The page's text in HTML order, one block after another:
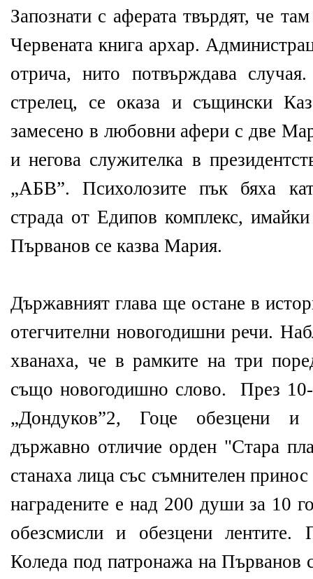
Запознати с аферата твърдят, че
Червената книга архар.
отрича, нито потвърждава
стрелец, се оказа и същински
замесено в любовни афери с две
и негова служителка в
„АБВ”. Психолозите пък бяха
страда от Едипов комплекс,
Първанов се казва Мария.
Държавният глава ще остане в
отегчителни новогодишни речи.
хванаха, че в рамките на три
също новогодишно слово. През 10-
„Дондуков”2, Гоце обезцени и
държавно отличие орден "Стара
станаха лица със съмнителен
наградените е над 200 души за 10
обезсмисли и обезцени лентите.
Коледа под патронажа на Първанов